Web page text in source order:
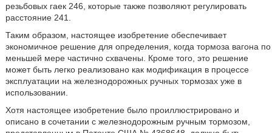
резьбовых гаек 246, которые также позволяют регулировать
расстояние 241.
Таким образом, настоящее изобретение обеспечивает
экономичное решение для определения, когда тормоза вагона по
меньшей мере частично схвачены. Кроме того, это решение
может быть легко реализовано как модификация в процессе
эксплуатации на железнодорожных ручных тормозах уже в
использовании.
Хотя настоящее изобретение было проиллюстрировано и
описано в сочетании с железнодорожным ручным тормозом,